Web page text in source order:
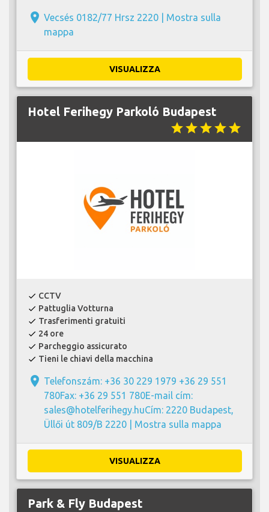
place Vecsés 0182/77 Hrsz 2220 | Mostra sulla
mappa
VISUALIZZA
Hotel Ferihegy Parkoló Budapest
starstarstarstarstar
check CCTV
check Pattuglia Votturna
check Trasferimenti gratuiti
check 24 ore
check Parcheggio assicurato
check Tieni le chiavi della macchina
place Telefonszám: +36 30 229 1979 +36 29 551
780Fax: +36 29 551 780E-mail cím:
sales@hotelferihegy.huCím: 2220 Budapest,
Üllői út 809/B 2220 | Mostra sulla mappa
VISUALIZZA
Park & Fly Budapest